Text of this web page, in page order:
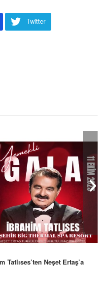
Twitter
Tatlıses’ten Neşet Ertaş’a
“Unutulmaz Bir Gece